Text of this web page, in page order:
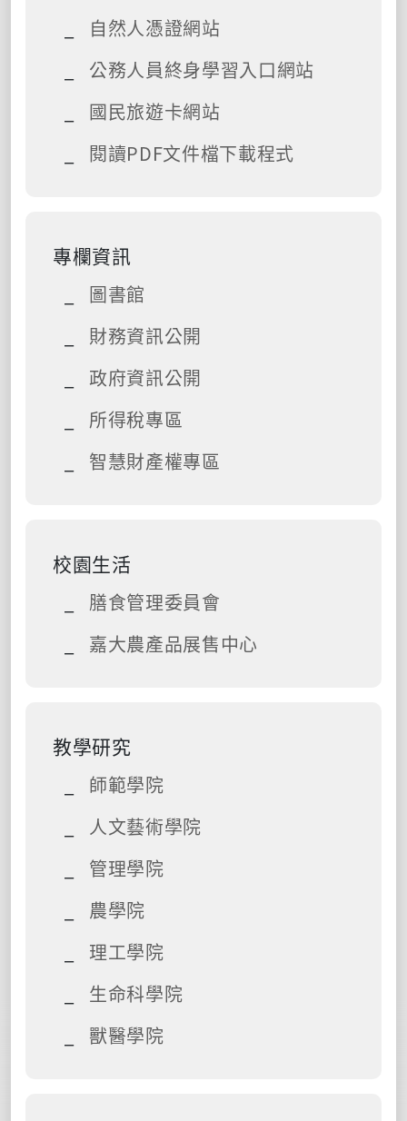
自然人憑證網站
公務人員終身學習入口網站
國民旅遊卡網站
閱讀PDF文件檔下載程式
專欄資訊
圖書館
財務資訊公開
政府資訊公開
所得稅專區
智慧財產權專區
校園生活
膳食管理委員會
嘉大農產品展售中心
教學研究
師範學院
人文藝術學院
管理學院
農學院
理工學院
生命科學院
獸醫學院